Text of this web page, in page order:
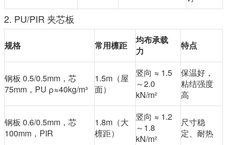
2. PU/PIR 夹芯板
规格 常用檩距
均布承载
力
特点
钢板 0.5/0.5mm，芯
75mm，PU ρ≈40kg/m³
1.5m（屋
面）
竖向 ≈ 1.5
～2.0
kN/m²
保温好，
粘结强度
高
钢板 0.6/0.5mm，芯
100mm，PIR
1.8m（大
檩距）
竖向 ≈ 1.2
～1.8
kN/m²
尺寸稳
定、耐热